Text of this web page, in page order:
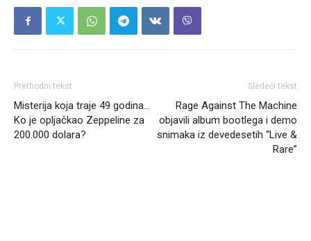
Prethodni tekst
Misterija koja traje 49 godina…
Ko je opljačkao Zeppeline za
200.000 dolara?
Sledeći tekst
Rage Against The Machine
objavili album bootlega i demo
snimaka iz devedesetih “Live &
Rare”